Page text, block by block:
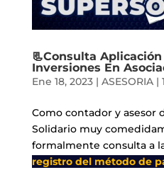
📃Consulta
Inversiones En
Ene 18, 2023| ASESORIA|
Como contador y asesor
Solidario muy
formalmente consulta a
registro del método de